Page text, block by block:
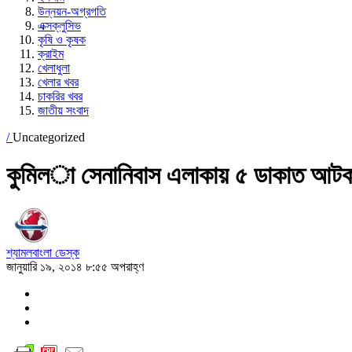
উন্নয়ন-অগ্রগতি
এক্সক্লুসিভ
কৃষি ও কৃষক
ক্রাইম
খেলাধুলা
খেলার খবর
চাকরির খবর
জাতীয় সংবাদ
/Uncategorized
কুমিল­া সেনানিবাস এলাকায় ৫ ডাকাত
শ্যামলবাংলা ডেস্ক
জানুয়ারি ১৯, ২০১৪ ৮:৫৫ অপরাহ্ণ